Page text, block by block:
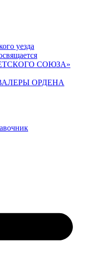
уезда
СОЮЗА»
ОРДЕНА